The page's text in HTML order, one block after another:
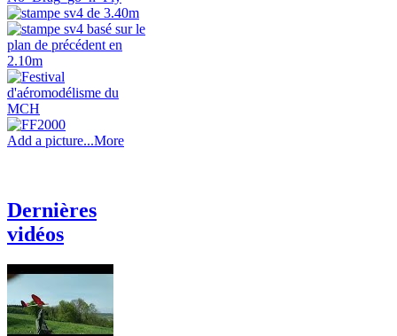
Add a picture...More
Dernières
vidéos